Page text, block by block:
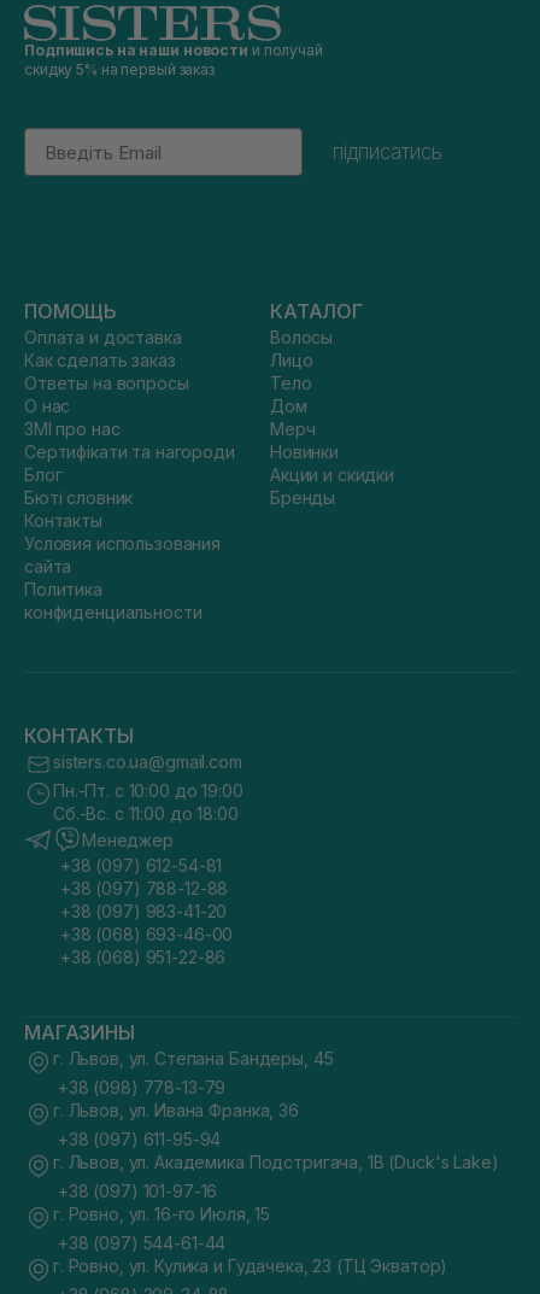
Подпишись на наши новости и получай
скидку 5% на первый заказ
Email
підписатись
ПОМОЩЬ
Оплата и доставка
Как сделать заказ
Ответы на вопросы
О нас
ЗМІ про нас
Сертифікати та нагороди
Блог
Бюті словник
Контакты
Условия использования
сайта
Политика
конфиденциальности
КАТАЛОГ
Волосы
Лицо
Тело
Дом
Мерч
Новинки
Акции и скидки
Бренды
КОНТАКТЫ
sisters.co.ua@gmail.com
Пн.-Пт. с 10:00 до 19:00
Сб.-Вс. с 11:00 до 18:00
Менеджер
+38 (097) 612-54-81
+38 (097) 788-12-88
+38 (097) 983-41-20
+38 (068) 693-46-00
+38 (068) 951-22-86
МАГАЗИНЫ
г. Львов, ул. Степана Бандеры, 45
+38 (098) 778-13-79
г. Львов, ул. Ивана Франка, 36
+38 (097) 611-95-94
г. Львов, ул. Академика Подстригача, 1В (Duck's Lake)
+38 (097) 101-97-16
г. Ровно, ул. 16-го Июля, 15
+38 (097) 544-61-44
г. Ровно, ул. Кулика и Гудачека, 23 (ТЦ Экватор)